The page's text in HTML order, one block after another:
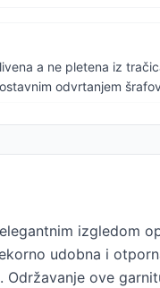
a ne pletena iz
odvrtanjem
izgledom
udobna i
ove